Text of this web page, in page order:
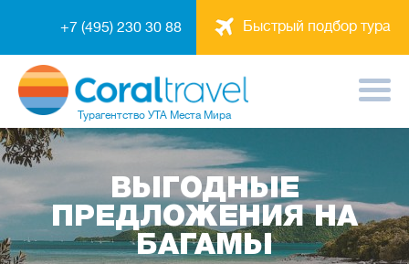
Быстрый подбор тура
+7 (495) 230 30 88
Турагентство УТА Места Мира
ВЫГОДНЫЕ
ПРЕДЛОЖЕНИЯ НА
БАГАМЫ